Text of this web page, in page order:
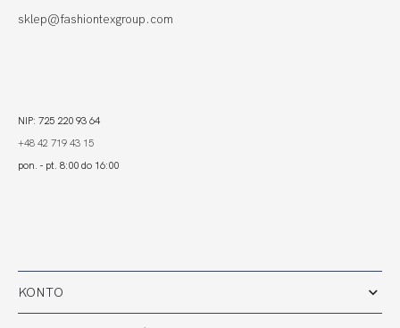
KONTO
sklep@fashiontexgroup.com
NIP: 725 220 93 64
+48 42 719 43 15
pon. - pt. 8:00 do 16:00